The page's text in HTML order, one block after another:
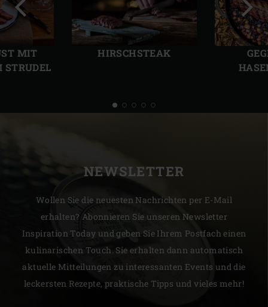
MIT
STRUDEL
HIRSCHSTEAK
Vorherige
Folie
NEWSLETTER
Wollen Sie die neuesten Nachrichten per E-Mail
erhalten? Abonnieren Sie unseren Newsletter
Inspiration Today und geben Sie Ihrem Postfach einen
kulinarischen Touch. Sie erhalten dann automatisch
aktuelle Mitteilungen zu interessanten Events und die
leckersten Rezepte, praktische Tipps und vieles mehr!